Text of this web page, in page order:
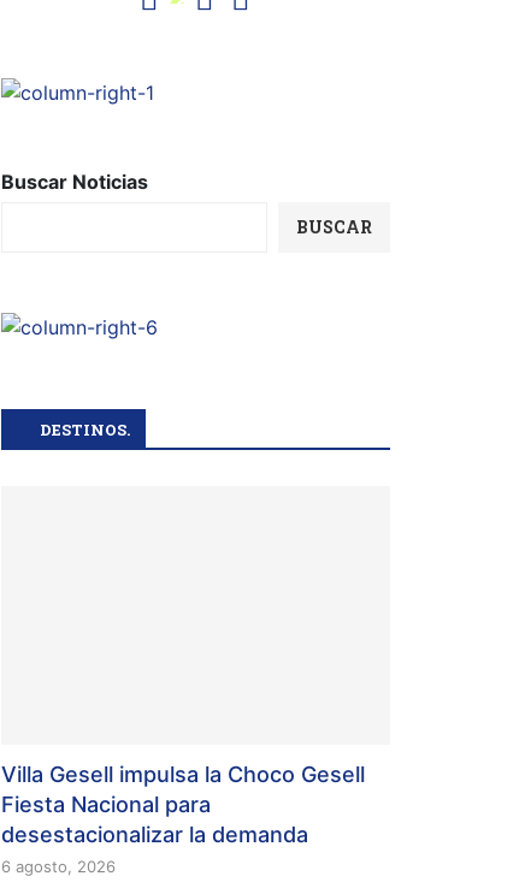
Buscar Noticias
BUSCAR
DESTINOS.
Villa Gesell impulsa la Choco Gesell
Fiesta Nacional para
desestacionalizar la demanda
6 agosto, 2026